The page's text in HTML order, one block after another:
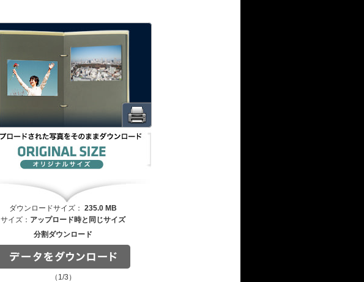
ダウンロードサイズ： 235.0 MB
サイズ： アップロード時と同じサイズ
分割ダウンロード
（1/3）